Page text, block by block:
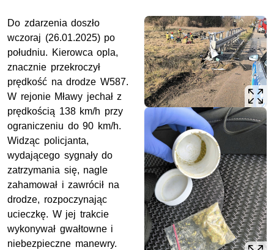
Do zdarzenia doszło
wczoraj (26.01.2025) po
południu. Kierowca opla,
znacznie przekroczył
prędkość na drodze W587.
W rejonie Mławy jechał z
prędkością 138 km/h przy
ograniczeniu do 90 km/h.
Widząc policjanta,
wydającego sygnały do
zatrzymania się, nagle
zahamował i zawrócił na
drodze, rozpoczynając
ucieczkę. W jej trakcie
wykonywał gwałtowne i
niebezpieczne manewry.